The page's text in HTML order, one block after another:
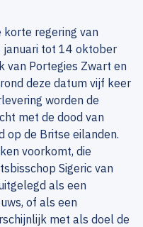
korte regering van
januari tot 14 oktober
van Portegies Zwart en
deze datum vijf keer
worden de
met de dood van
op de Britse eilanden.
voorkomt, die
Sigeric van
als een
of als een
met als doel de